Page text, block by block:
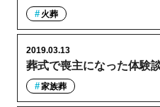
火葬
葬式で喪主になった体験
2019.03.13
家族葬